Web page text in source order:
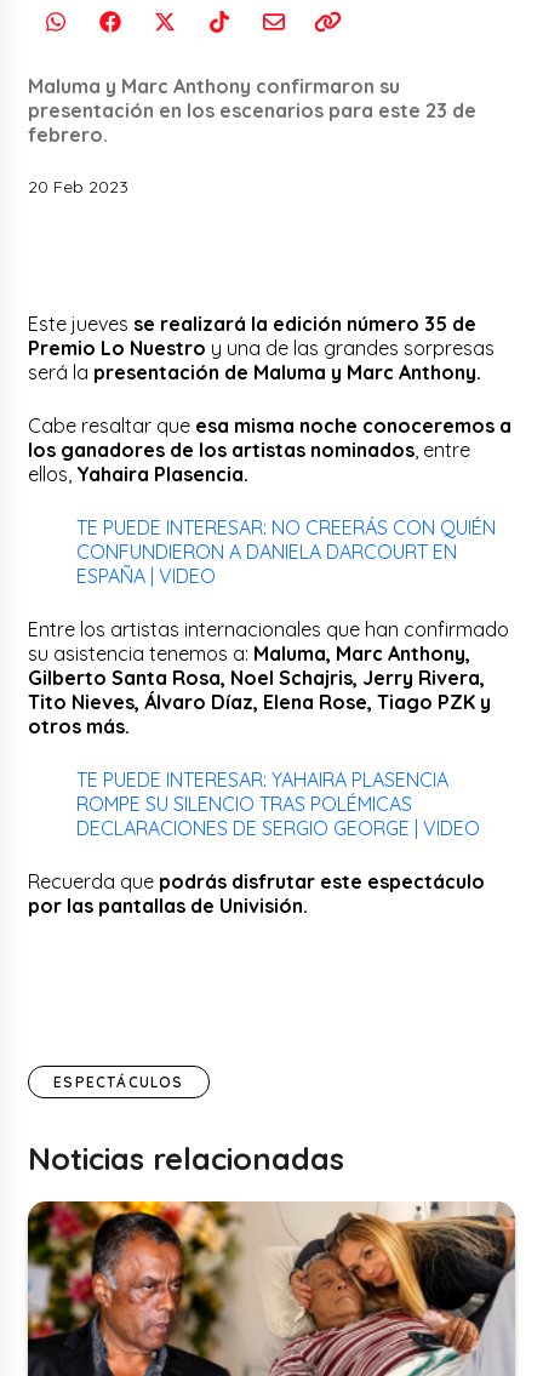
Maluma y Marc Anthony confirmaron su
presentación en los escenarios para este 23 de
febrero.
20 Feb 2023
Este jueves se realizará la edición número 35 de
Premio Lo Nuestro y una de las grandes sorpresas
será la presentación de Maluma y Marc Anthony.
Cabe resaltar que esa misma noche conoceremos a
los ganadores de los artistas nominados , entre
ellos, Yahaira Plasencia.
TE PUEDE INTERESAR: NO CREERÁS CON QUIÉN
CONFUNDIERON A DANIELA DARCOURT EN
ESPAÑA | VIDEO
Entre los artistas internacionales que han confirmado
su asistencia tenemos a: Maluma, Marc Anthony,
Gilberto Santa Rosa, Noel Schajris, Jerry Rivera,
Tito Nieves, Álvaro Díaz, Elena Rose, Tiago PZK y
otros más.
TE PUEDE INTERESAR: YAHAIRA PLASENCIA
ROMPE SU SILENCIO TRAS POLÉMICAS
DECLARACIONES DE SERGIO GEORGE | VIDEO
Recuerda que podrás disfrutar este espectáculo
por las pantallas de Univisión.
ESPECTÁCULOS
Noticias relacionadas